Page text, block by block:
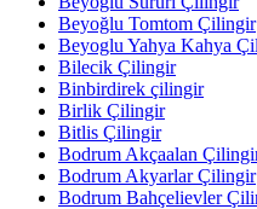
Beyoğlu Tomtom Çilingir
Beyoglu Yahya Kahya
Bilecik Çilingir
Binbirdirek çilingir
Birlik Çilingir
Bitlis Çilingir
Bodrum Akçaalan
Bodrum Akyarlar Çilingir
Bodrum Bahçelievler